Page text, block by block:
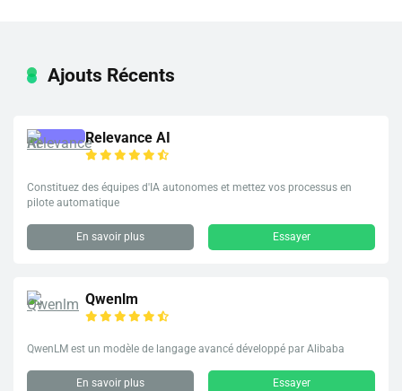
Ajouts Récents
Relevance AI
Constituez des équipes d'IA autonomes et mettez vos processus en
pilote automatique
En savoir plus Essayer
Qwenlm
QwenLM est un modèle de langage avancé développé par Alibaba
En savoir plus Essayer